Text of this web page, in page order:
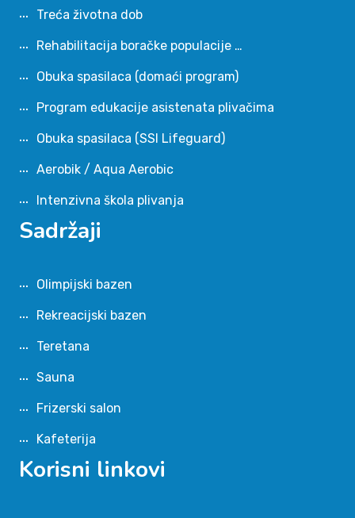
Treća životna dob
Rehabilitacija boračke populacije …
Obuka spasilaca (domaći program)
Program edukacije asistenata plivačima
Obuka spasilaca (SSI Lifeguard)
Aerobik / Aqua Aerobic
Intenzivna škola plivanja
Sadržaji
Olimpijski bazen
Rekreacijski bazen
Teretana
Sauna
Frizerski salon
Kafeterija
Korisni linkovi